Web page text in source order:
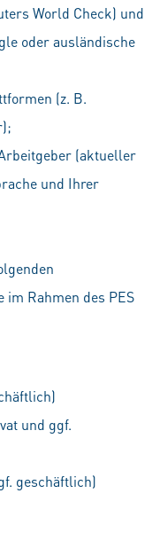
World Check) und
oder ausländische
(z. B.
(aktueller
und Ihrer
im Rahmen des PES
und ggf.
geschäftlich)